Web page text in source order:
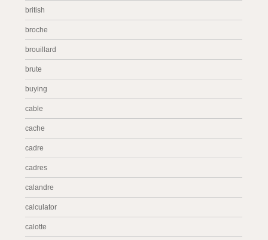
british
broche
brouillard
brute
buying
cable
cache
cadre
cadres
calandre
calculator
calotte